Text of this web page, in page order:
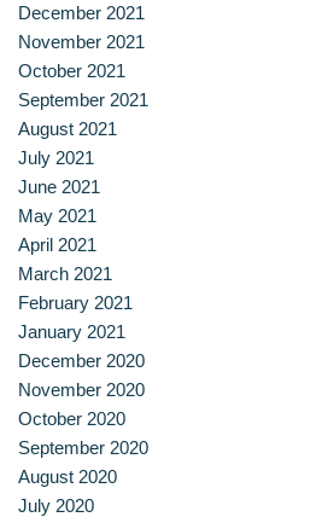
สาขาวิชาคหกรรมศาสตร์
สาขาวิชาอุตสาหกรรมการประกอบอาหาร
สาขาวิชาเทคโนโลยีการประกอบอาหารและก
สาขาวิชาเทคโนโลยีการแปรรูปอาหาร
สาขาวิชาเทคโนโลยีอาหาร
สาขาวิชาโภชนาการและการประกอบอาหาร
สาขาวิชาโภชนาการและการประกอบอาหาร
สมรรถภาพและการชะลอวัย
หน้าแรก
December 2021
November 2021
October 2021
September 2021
August 2021
July 2021
June 2021
May 2021
April 2021
March 2021
February 2021
January 2021
December 2020
November 2020
October 2020
September 2020
August 2020
July 2020